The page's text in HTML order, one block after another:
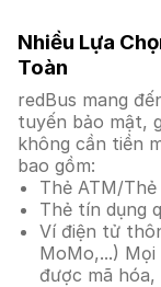
Nhiều Lựa
Toàn
redBus mang
tuyến bảo mật,
không cần tiền
bao gồm:
Thẻ ATM/
Thẻ tín dụng
Ví điện tử
MoMo,...)
được mã